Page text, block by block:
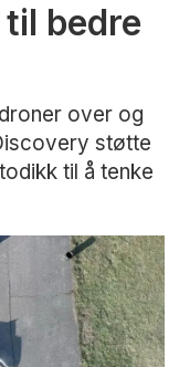
bedre
over og
støtte
til å tenke